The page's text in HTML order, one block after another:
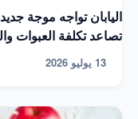
اليابان تواجه موجة
تصاعد تكلفة العبوات
13 يوليو 2026